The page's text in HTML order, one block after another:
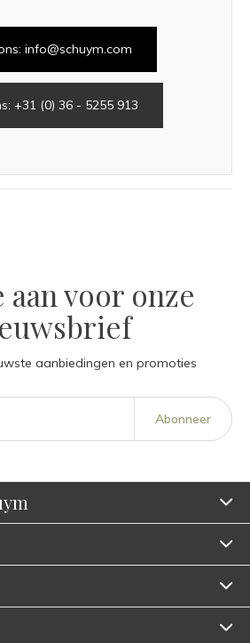
info@schuym.com
+31 (0) 36 - 5255 913
aan voor onze
aanbiedingen en promoties
Abonneer